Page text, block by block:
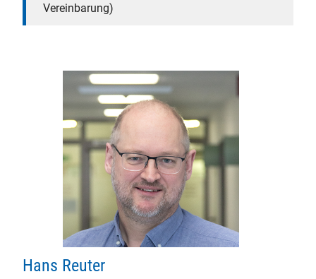
Vereinbarung)
Hans Reuter